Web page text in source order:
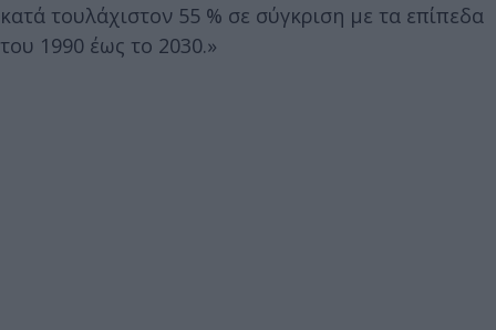
κατά τουλάχιστον 55 % σε σύγκριση με τα επίπεδα
του 1990 έως το 2030.»